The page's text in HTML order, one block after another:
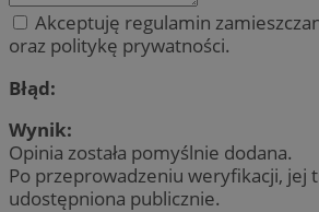
Akceptuję regulamin
oraz politykę prywatności.
Błąd:
Wynik:
Opinia została pomyślnie dodana.
Po przeprowadzeniu weryfikacji, jej
udostępniona publicznie.